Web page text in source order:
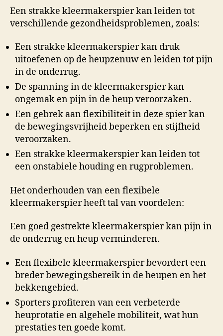
Een strakke kleermakerspier kan leiden tot
verschillende gezondheidsproblemen, zoals:
Een strakke kleermakerspier kan druk
uitoefenen op de heupzenuw en leiden tot pijn
in de onderrug.
De spanning in de kleermakerspier kan
ongemak en pijn in de heup veroorzaken.
Een gebrek aan flexibiliteit in deze spier kan
de bewegingsvrijheid beperken en stijfheid
veroorzaken.
Een strakke kleermakerspier kan leiden tot
een onstabiele houding en rugproblemen.
Het onderhouden van een flexibele
kleermakerspier heeft tal van voordelen:
Een goed gestrekte kleermakerspier kan pijn in
de onderrug en heup verminderen.
Een flexibele kleermakerspier bevordert een
breder bewegingsbereik in de heupen en het
bekkengebied.
Sporters profiteren van een verbeterde
heuprotatie en algehele mobiliteit, wat hun
prestaties ten goede komt.